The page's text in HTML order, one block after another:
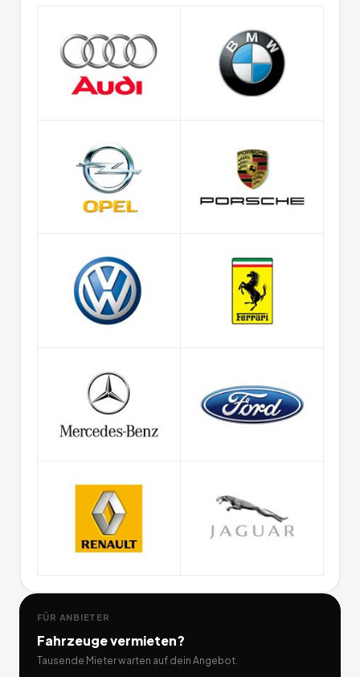
FÜR ANBIETER
Fahrzeugevermieten?
Tausende Mieter warten auf dein Angebot.